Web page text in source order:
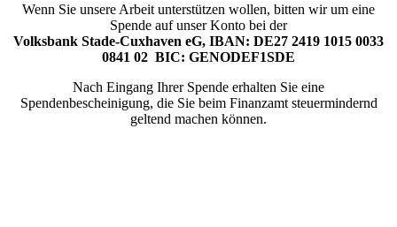
Wenn Sie unsere Arbeit unterstützen wollen, bitten wir um eine
Spende auf unser Konto bei der
Volksbank Stade-Cuxhaven eG, IBAN: DE27 2419 1015 0033
0841 02 BIC: GENODEF1SDE
Nach Eingang Ihrer Spende erhalten Sie eine
Spendenbescheinigung, die Sie beim Finanzamt steuermindernd
geltend machen können.